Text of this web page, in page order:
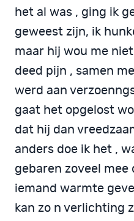
het al was , ging ik
geweest zijn, ik
maar hij wou me
deed pijn , samen
werd aan
gaat het opgelost
dat hij dan
anders doe ik het ,
gebaren zoveel mee
iemand warmte
kan zo n verlichting